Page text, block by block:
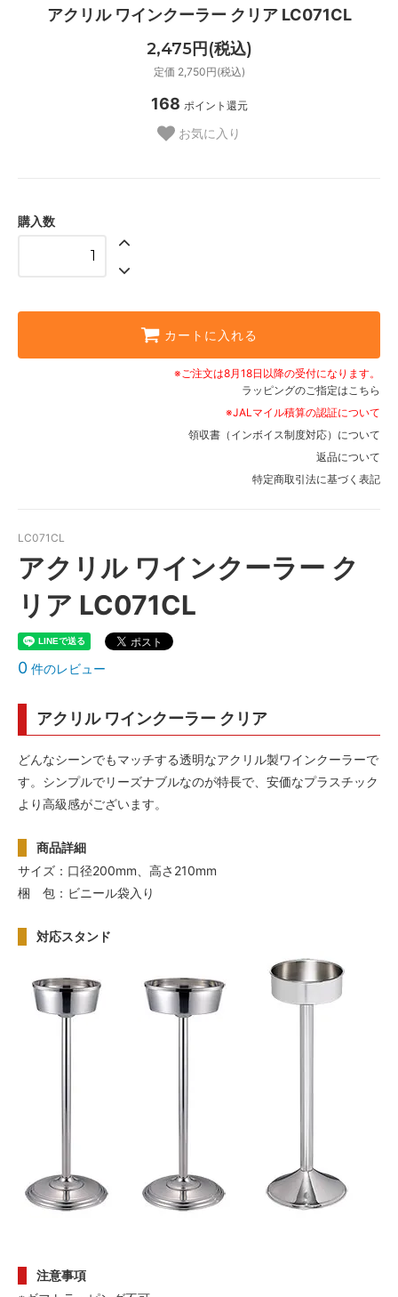
アクリル ワインクーラー クリア LC071CL
2,475円(税込)
定価 2,750円(税込)
168 ポイント還元
お気に入り
購入数
カートに入れる
※ご注文は8月18日以降の受付になります。
ラッピングのご指定はこちら
※JALマイル積算の認証について
領収書（インボイス制度対応）について
返品について
特定商取引法に基づく表記
LC071CL
アクリル ワインクーラー ク
リア LC071CL
0 件のレビュー
アクリル ワインクーラー クリア
どんなシーンでもマッチする透明なアクリル製ワインクーラーで
す。シンプルでリーズナブルなのが特長で、安価なプラスチック
より高級感がございます。
商品詳細
サイズ：口径200mm、高さ210mm
梱 包：ビニール袋入り
対応スタンド
注意事項